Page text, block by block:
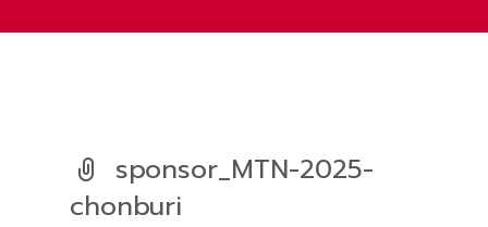
sponsor_MTN-2025-
chonburi